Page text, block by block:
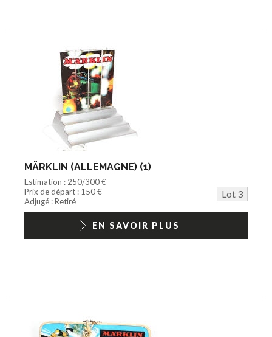
MÄRKLIN (ALLEMAGNE) (1)
Estimation : 250/300 €
Prix de départ : 150 €
Lot 3
Adjugé : Retiré
EN SAVOIR PLUS